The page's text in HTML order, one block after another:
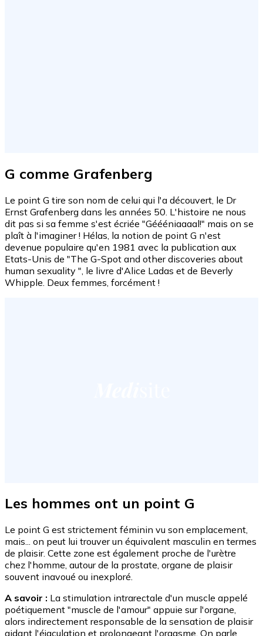
G comme Grafenberg
Le point G tire son nom de celui qui l'a découvert, le Dr
Ernst Grafenberg dans les années 50. L'histoire ne nous
dit pas si sa femme s'est écriée "Géééniaaaal!" mais on se
plaît à l'imaginer ! Hélas, la notion de point G n'est
devenue populaire qu'en 1981 avec la publication aux
Etats-Unis de "The G-Spot and other discoveries about
human sexuality ", le livre d'Alice Ladas et de Beverly
Whipple. Deux femmes, forcément !
Les hommes ont un point G
Le point G est strictement féminin vu son emplacement,
mais... on peut lui trouver un équivalent masculin en termes
de plaisir. Cette zone est également proche de l'urètre
chez l'homme, autour de la prostate, organe de plaisir
souvent inavoué ou inexploré.
A savoir : La stimulation intrarectale d'un muscle appelé
poétiquement "muscle de l'amour" appuie sur l'organe,
alors indirectement responsable de la sensation de plaisir
aidant l'éjaculation et prolongeant l'orgasme. On parle